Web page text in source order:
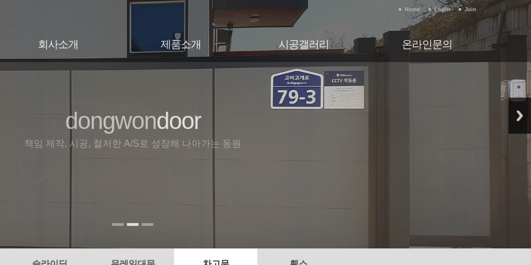
Home Login Join
회사소개
인사말
제품소개
차고문
휀스
시공갤러리
시공갤러리
온라인문의
door
dongwondoor
책임 제작, 시공, 철저한 A/S로 성장해 나아가는 동원
door